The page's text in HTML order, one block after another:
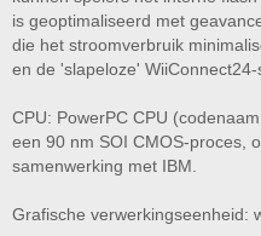
is geoptimaliseerd met
die het stroomverbruik
en de 'slapeloze' WiiConnect24-
CPU: PowerPC CPU
een 90 nm SOI CMOS-proces,
samenwerking met IBM.
Grafische verwerkingseenheid: